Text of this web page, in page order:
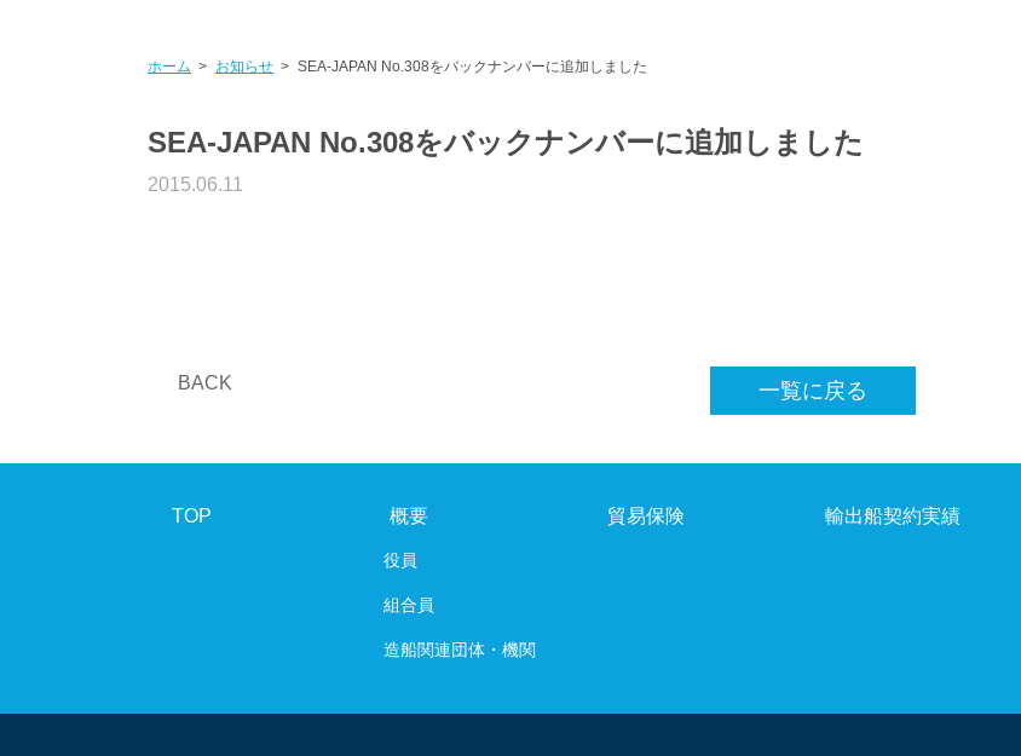
輸出船契約実績
ホーム お知らせ SEA-JAPAN No.308をバックナンバーに追加しました
SEA-JAPAN No.308をバックナンバーに追加しました
2015.06.11
BACK 一覧に戻る
TOP 概要
役員
組合員
造船関連団体・機関
貿易保険 輸出船契約実績